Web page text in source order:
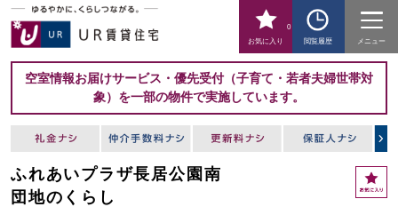
お気に入り
0
閲覧履歴
メニュー
空室情報お届けサービス・優先受付（子育て・若者夫婦世帯対
象）を一部の物件で実施しています。
ふれあいプラザ長居公園南
団地のくらし
お
気